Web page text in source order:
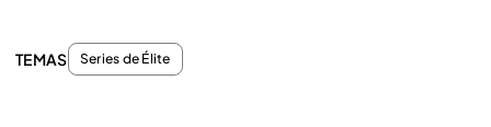
TEMAS Series de Élite